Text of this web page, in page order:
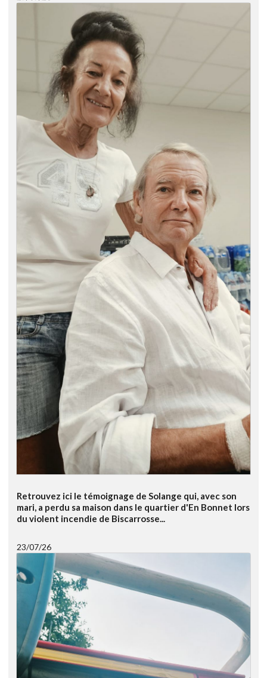
Retrouvez ici le témoignage de Solange qui, avec son
mari, a perdu sa maison dans le quartier d'En Bonnet lors
du violent incendie de Biscarrosse...
23/07/26